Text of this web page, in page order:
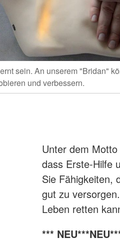
sein. An unserem "Bridan"
und verbessern.
Unter dem
dass Erste-Hilfe
Sie Fähigkeiten,
gut zu
Leben retten
***